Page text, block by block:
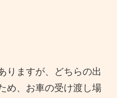
りますが、どちらの出
め、お車の受け渡し場